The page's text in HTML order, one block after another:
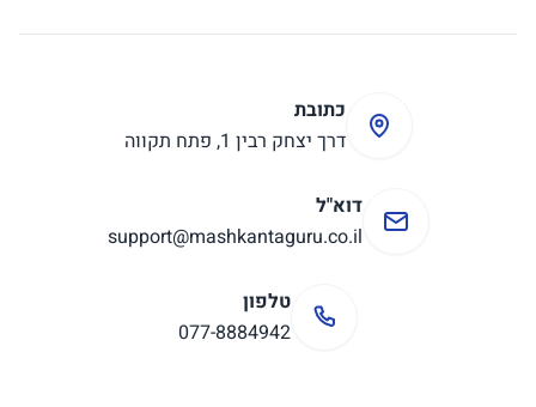
כתובת
דרך יצחק רבין 1, פתח תקווה
דוא"ל
support@mashkantaguru.co.il
טלפון
077-8884942